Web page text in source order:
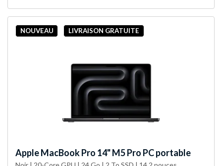
NOUVEAU LIVRAISON GRATUITE
AppleMacBook Pro 14" M5 Pro PC portable